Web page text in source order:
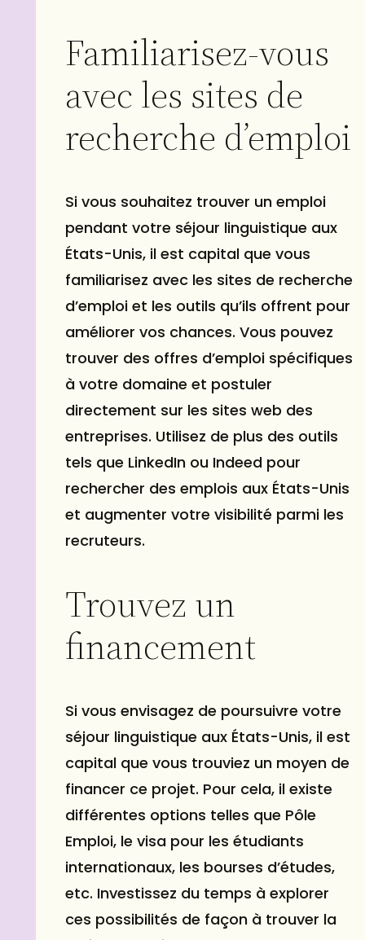
Familiarisez-vous
avec les sites de
recherche d’emploi
Si vous souhaitez trouver un emploi
pendant votre séjour linguistique aux
États-Unis, il est capital que vous
familiarisez avec les sites de recherche
d’emploi et les outils qu’ils offrent pour
améliorer vos chances. Vous pouvez
trouver des offres d’emploi spécifiques
à votre domaine et postuler
directement sur les sites web des
entreprises. Utilisez de plus des outils
tels que LinkedIn ou Indeed pour
rechercher des emplois aux États-Unis
et augmenter votre visibilité parmi les
recruteurs.
Trouvez un
financement
Si vous envisagez de poursuivre votre
séjour linguistique aux États-Unis, il est
capital que vous trouviez un moyen de
financer ce projet. Pour cela, il existe
différentes options telles que Pôle
Emploi, le visa pour les étudiants
internationaux, les bourses d’études,
etc. Investissez du temps à explorer
ces possibilités de façon à trouver la